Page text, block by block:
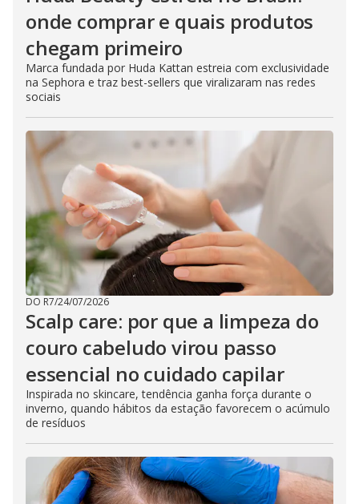
onde comprar e quais produtos
chegam primeiro
Marca fundada por Huda Kattan estreia com exclusividade
na Sephora e traz best-sellers que viralizaram nas redes
sociais
DO R7/24/07/2026
Scalp care: por que a limpeza do
couro cabeludo virou passo
essencial no cuidado capilar
Inspirada no skincare, tendência ganha força durante o
inverno, quando hábitos da estação favorecem o acúmulo
de resíduos